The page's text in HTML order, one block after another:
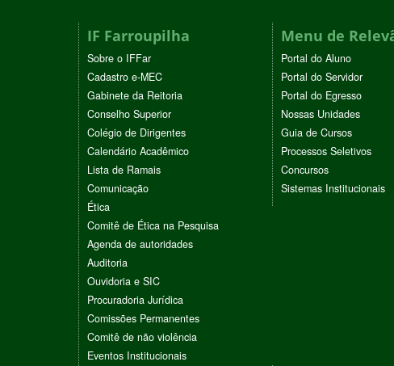
IF Farroupilha
Sobre o IFFar
Cadastro e-MEC
Gabinete da Reitoria
Conselho Superior
Colégio de Dirigentes
Calendário Acadêmico
Lista de Ramais
Comunicação
Ética
Comitê de Ética na Pesquisa
Agenda de autoridades
Auditoria
Ouvidoria e SIC
Procuradoria Jurídica
Comissões Permanentes
Comitê de não violência
Eventos Institucionais
Menu de
Portal do Aluno
Portal do Servidor
Portal do Egresso
Nossas Unidades
Guia de Cursos
Processos Seletivos
Concursos
Sistemas Institucionais